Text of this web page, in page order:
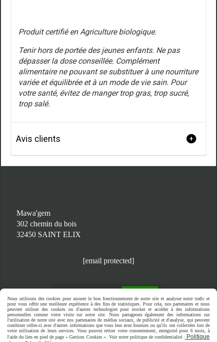
Produit certifié en Agriculture biologique.
Tenir hors de portée des jeunes enfants. Ne pas
dépasser la dose conseillée. Complément
alimentaire ne pouvant se substituer à une nourriture
variée et équilibrée et à un mode de vie sain. Pour
votre santé, évitez de manger trop gras, trop sucré,
trop salé.
Avis clients
Mawa'gem
302 chemin du bois
32450 SAINT ELIX
[email protected]
Mentions Légales
Conditions générales de vente
Se rétracter
Politique de confidentialité
Nous utilisons des cookies pour assurer le bon fonctionnement de notre site et analyser notre trafic et
pour vous offrir une meilleure expérience à des fins de statistiques. Pour cela, nos partenaires et nous
peuvent utiliser des cookies ou d'autres technologies pour stocker et accéder à des informations
personnelles comme votre visite sur notre site. Nous partageons également des informations sur
l'utilisation de notre site avec nos partenaires de médias sociaux, de publicité et d'analyse, qui peuvent
combiner celles-ci avec d'autres informations que vous leur avez fournies ou qu'ils ont collectées lors de
votre utilisation de leurs services. Vous pouvez retirer votre consentement, enregistré pour 6 mois, à
l'aide du lien en pied de page « Gestion Cookies ». Voir notre politique de confidentialité : Politique